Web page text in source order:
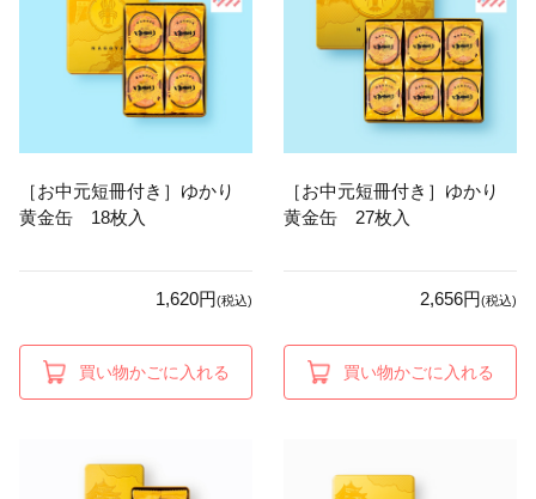
［お中元短冊付き］ゆかり
黄金缶 18枚入
1,620円(税込)
買い物かごに入れる
［お中元短冊付き］ゆかり
黄金缶 27枚入
2,656円(税込)
買い物かごに入れる